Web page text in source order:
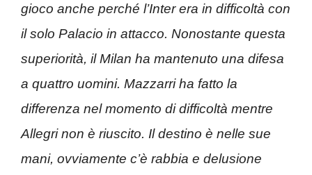
gioco anche perché l’Inter era in difficoltà con
il solo Palacio in attacco. Nonostante questa
superiorità, il Milan ha mantenuto una difesa
a quattro uomini. Mazzarri ha fatto la
differenza nel momento di difficoltà mentre
Allegri non è riuscito. Il destino è nelle sue
mani, ovviamente c’è rabbia e delusione